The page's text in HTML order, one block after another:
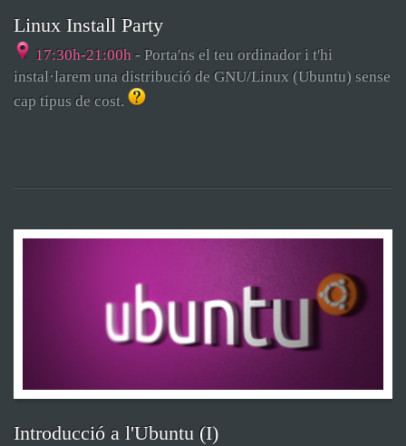
Linux Install Party
17:30h-21:00h - Porta'ns el teu ordinador i t'hi
instal·larem una distribució de GNU/Linux (Ubuntu) sense
cap tipus de cost.
Introducció a l'Ubuntu (I)